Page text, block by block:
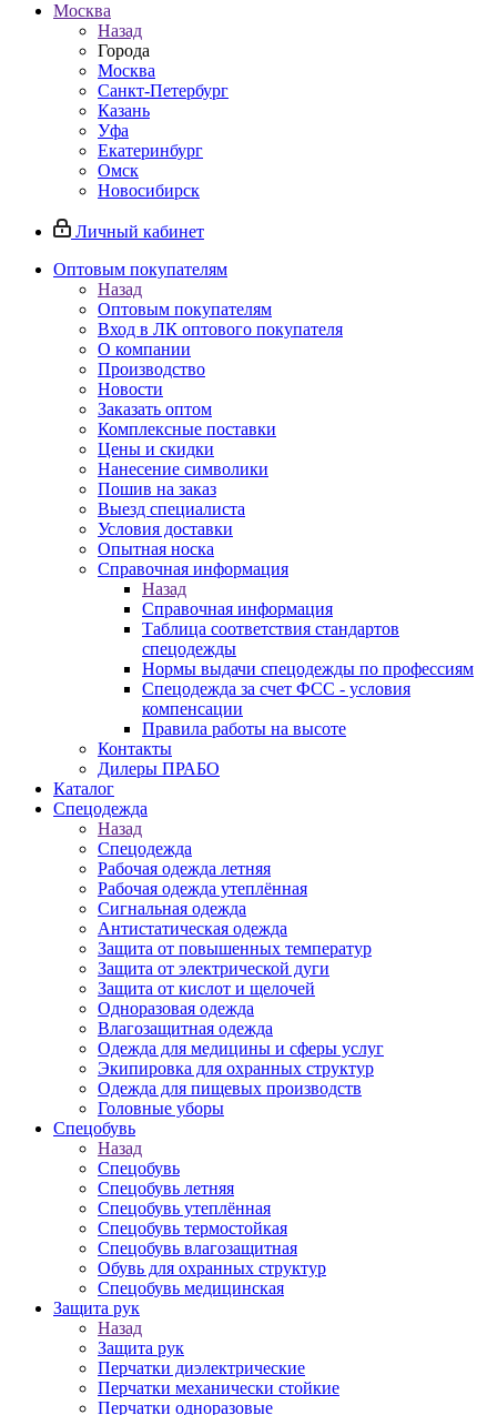
Москва
Назад
Города
Москва
Санкт-Петербург
Казань
Уфа
Екатеринбург
Омск
Новосибирск
Личный кабинет
Оптовым покупателям
Назад
Оптовым покупателям
Вход в ЛК оптового покупателя
О компании
Производство
Новости
Заказать оптом
Комплексные поставки
Цены и скидки
Нанесение символики
Пошив на заказ
Выезд специалиста
Условия доставки
Опытная носка
Справочная информация
Назад
Справочная информация
Таблица соответствия стандартов
спецодежды
Нормы выдачи спецодежды по профессиям
Спецодежда за счет ФСС - условия
компенсации
Правила работы на высоте
Контакты
Дилеры ПРАБО
Каталог
Спецодежда
Назад
Спецодежда
Рабочая одежда летняя
Рабочая одежда утеплённая
Сигнальная одежда
Антистатическая одежда
Защита от повышенных температур
Защита от электрической дуги
Защита от кислот и щелочей
Одноразовая одежда
Влагозащитная одежда
Одежда для медицины и сферы услуг
Экипировка для охранных структур
Одежда для пищевых производств
Головные уборы
Спецобувь
Назад
Спецобувь
Спецобувь летняя
Спецобувь утеплённая
Спецобувь термостойкая
Спецобувь влагозащитная
Обувь для охранных структур
Спецобувь медицинская
Защита рук
Назад
Защита рук
Перчатки диэлектрические
Перчатки механически стойкие
Перчатки одноразовые